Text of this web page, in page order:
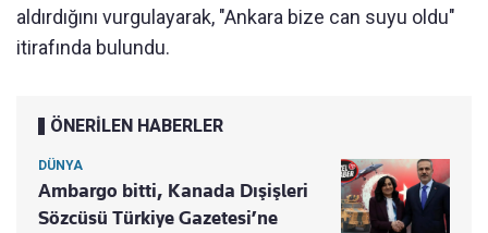
aldırdığını vurgulayarak, "Ankara bize can suyu oldu"
itirafında bulundu.
ÖNERİLEN HABERLER
DÜNYA
Ambargo bitti, Kanada Dışişleri
Sözcüsü Türkiye Gazetesi’ne